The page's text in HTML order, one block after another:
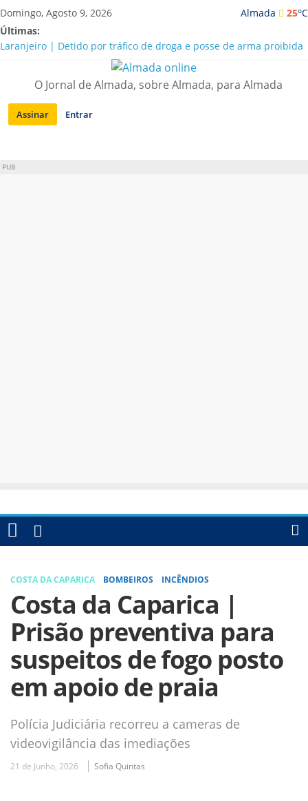
Saltar
para
conteúdo
Almada 25oC
Domingo, Agosto 9, 2026
Últimas:
Laranjeiro | Detido por tráfico de droga e posse de arma proibida
A “crise” da água em Almada: ilações e ensinamentos necessários
Costa da Caparica | Polícia Marítima e ASAE detectam
irregularidades em habitações e restaurantes
APA diz que falta de água em Almada “foi um problema de má
O Jornal de Almada, sobre Almada, para Almada
Assinar Entrar
PUB
COSTA DA CAPARICA BOMBEIROS INCÊNDIOS
Costa da Caparica |
Prisão preventiva para
suspeitos de fogo posto
em apoio de praia
Polícia Judiciária recorreu a cameras de
videovigilância das imediações
21 de Junho, 2026 Sofia Quintas